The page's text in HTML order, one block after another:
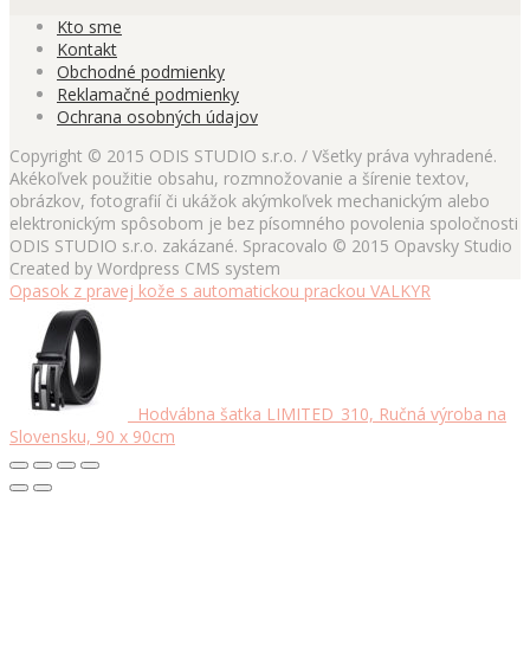
Kto sme
Kontakt
Obchodné podmienky
Reklamačné podmienky
Ochrana osobných údajov
Copyright © 2015 ODIS STUDIO s.r.o. / Všetky práva vyhradené.
Akékoľvek použitie obsahu, rozmnožovanie a šírenie textov,
obrázkov, fotografií či ukážok akýmkoľvek mechanickým alebo
elektronickým spôsobom je bez písomného povolenia spoločnosti
ODIS STUDIO s.r.o. zakázané. Spracovalo © 2015 Opavsky Studio
Created by Wordpress CMS system
Opasok z pravej kože s automatickou prackou VALKYR
Hodvábna šatka LIMITED_310, Ručná výroba na
Slovensku, 90 x 90cm